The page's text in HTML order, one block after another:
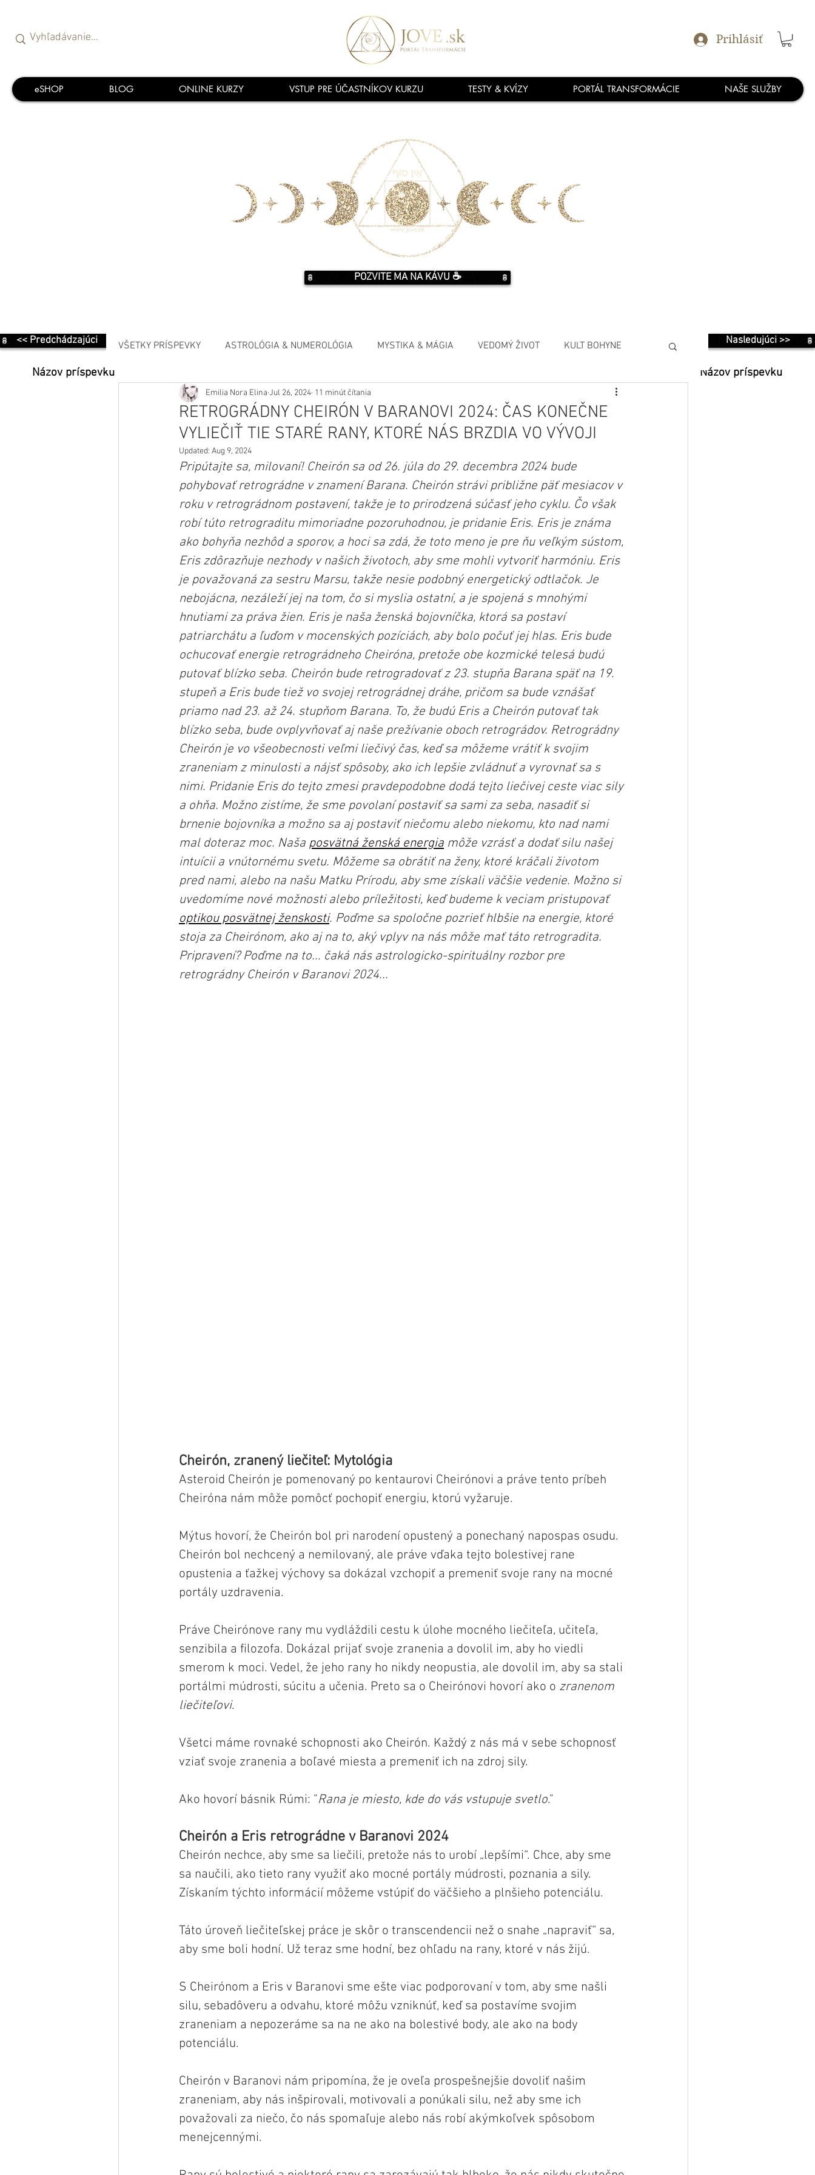
Prihlásiť
eSHOP BLOG ONLINE KURZY VSTUP PRE ÚČASTNÍKOV KURZU TESTY & KVÍZY PORTÁL TRANSFORMÁCIE NAŠE SLUŽBY
POZVITE MA NA KÁVU ☕️
<< Predchádzajúci
Názov príspevku
Nasledujúci >>
Názov príspevku
VŠETKY PRÍSPEVKY ASTROLÓGIA & NUMEROLÓGIA MYSTIKA & MÁGIA VEDOMÝ ŽIVOT KULT BOHYNE
MANIFESTÁCIA
RETROGRÁDNY CHEIRÓN V BARANOVI 2024: ČAS KONEČNE
VYLIEČIŤ TIE STARÉ RANY, KTORÉ NÁS BRZDIA VO VÝVOJI
Emilia Nora Elina Jul 26, 2024 11 minút čítania
Updated: Aug 9, 2024
Pripútajte sa, milovaní! Cheirón sa od 26. júla do 29. decembra 2024 bude
pohybovať retrográdne v znamení Barana. Cheirón strávi približne päť mesiacov v
roku v retrográdnom postavení, takže je to prirodzená súčasť jeho cyklu. Čo však
robí túto retrograditu mimoriadne pozoruhodnou, je pridanie Eris. Eris je známa
ako bohyňa nezhôd a sporov, a hoci sa zdá, že toto meno je pre ňu veľkým sústom,
Eris zdôrazňuje nezhody v našich životoch, aby sme mohli vytvoriť harmóniu. Eris
je považovaná za sestru Marsu, takže nesie podobný energetický odtlačok. Je
nebojácna, nezáleží jej na tom, čo si myslia ostatní, a je spojená s mnohými
hnutiami za práva žien. Eris je naša ženská bojovníčka, ktorá sa postaví
patriarchátu a ľuďom v mocenských pozíciách, aby bolo počuť jej hlas. Eris bude
ochucovať energie retrográdneho Cheiróna, pretože obe kozmické telesá budú
putovať blízko seba. Cheirón bude retrogradovať z 23. stupňa Barana späť na 19.
stupeň a Eris bude tiež vo svojej retrográdnej dráhe, pričom sa bude vznášať
priamo nad 23. až 24. stupňom Barana. To, že budú Eris a Cheirón putovať tak
blízko seba, bude ovplyvňovať aj naše prežívanie oboch retrográdov. Retrográdny
Cheirón je vo všeobecnosti veľmi liečivý čas, keď sa môžeme vrátiť k svojim
zraneniam z minulosti a nájsť spôsoby, ako ich lepšie zvládnuť a vyrovnať sa s
nimi. Pridanie Eris do tejto zmesi pravdepodobne dodá tejto liečivej ceste viac sily
a ohňa. Možno zistíme, že sme povolaní postaviť sa sami za seba, nasadiť si
brnenie bojovníka a možno sa aj postaviť niečomu alebo niekomu, kto nad nami
mal doteraz moc. Naša posvätná ženská energia môže vzrásť a dodať silu našej
intuícii a vnútornému svetu. Môžeme sa obrátiť na ženy, ktoré kráčali životom
pred nami, alebo na našu Matku Prírodu, aby sme získali väčšie vedenie. Možno si
uvedomíme nové možnosti alebo príležitosti, keď budeme k veciam pristupovať
optikou posvätnej ženskosti. Poďme sa spoločne pozrieť hlbšie na energie, ktoré
stoja za Cheirónom, ako aj na to, aký vplyv na nás môže mať táto retrogradita.
Pripravení? Poďme na to... čaká nás astrologicko-spirituálny rozbor pre
retrográdny Cheirón v Baranovi 2024...
Cheirón, zranený liečiteľ: Mytológia
Asteroid Cheirón je pomenovaný po kentaurovi Cheirónovi a práve tento príbeh
Cheiróna nám môže pomôcť pochopiť energiu, ktorú vyžaruje.
Mýtus hovorí, že Cheirón bol pri narodení opustený a ponechaný napospas osudu.
Cheirón bol nechcený a nemilovaný, ale práve vďaka tejto bolestivej rane
opustenia a ťažkej výchovy sa dokázal vzchopiť a premeniť svoje rany na mocné
portály uzdravenia.
Práve Cheirónove rany mu vydláždili cestu k úlohe mocného liečiteľa, učiteľa,
senzibila a filozofa. Dokázal prijať svoje zranenia a dovolil im, aby ho viedli
smerom k moci. Vedel, že jeho rany ho nikdy neopustia, ale dovolil im, aby sa stali
portálmi múdrosti, súcitu a učenia. Preto sa o Cheirónovi hovorí ako o zranenom
liečiteľovi.
Všetci máme rovnaké schopnosti ako Cheirón. Každý z nás má v sebe schopnosť
vziať svoje zranenia a boľavé miesta a premeniť ich na zdroj sily.
Ako hovorí básnik Rúmi: "Rana je miesto, kde do vás vstupuje svetlo."
Cheirón a Eris retrográdne v Baranovi 2024
Cheirón nechce, aby sme sa liečili, pretože nás to urobí „lepšími“. Chce, aby sme
sa naučili, ako tieto rany využiť ako mocné portály múdrosti, poznania a sily.
Získaním týchto informácií môžeme vstúpiť do väčšieho a plnšieho potenciálu.
Táto úroveň liečiteľskej práce je skôr o transcendencii než o snahe „napraviť“ sa,
aby sme boli hodní. Už teraz sme hodní, bez ohľadu na rany, ktoré v nás žijú.
S Cheirónom a Eris v Baranovi sme ešte viac podporovaní v tom, aby sme našli
silu, sebadôveru a odvahu, ktoré môžu vzniknúť, keď sa postavíme svojim
zraneniam a nepozeráme sa na ne ako na bolestivé body, ale ako na body
potenciálu.
Cheirón v Baranovi nám pripomína, že je oveľa prospešnejšie dovoliť našim
zraneniam, aby nás inšpirovali, motivovali a ponúkali silu, než aby sme ich
považovali za niečo, čo nás spomaľuje alebo nás robí akýmkoľvek spôsobom
menejcennými.